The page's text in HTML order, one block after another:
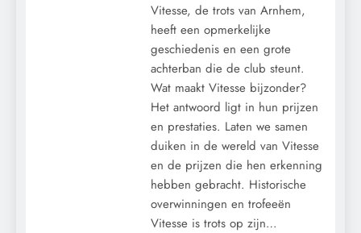
Vitesse, de trots van Arnhem,
heeft een opmerkelijke
geschiedenis en een grote
achterban die de club steunt.
Wat maakt Vitesse bijzonder?
Het antwoord ligt in hun prijzen
en prestaties. Laten we samen
duiken in de wereld van Vitesse
en de prijzen die hen erkenning
hebben gebracht. Historische
overwinningen en trofeeën
Vitesse is trots op zijn…